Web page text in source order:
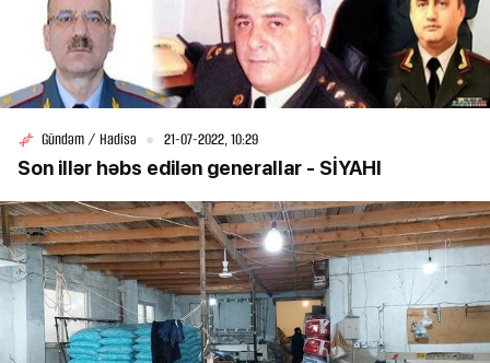
Gündəm / Hadisə 21-07-2022, 10:29
Son illər həbs edilən generallar - SİYAHI